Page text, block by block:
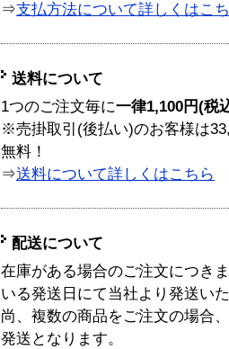
⇒支払方法について詳しくはこ
送料について
1つのご注文毎に一律1,100円(税
※売掛取引(後払い)のお客様は
無料！
⇒送料について詳しくはこちら
配送について
在庫がある場合のご注文につき
いる発送日にて当社より発送い
尚、複数の商品をご注文の場合
発送となります。